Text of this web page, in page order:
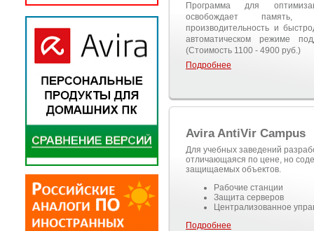
Программа для
освобождает память,
производительность и
автоматическом режиме
(Стоимость 1100 - 4900 руб.)
Подробнее
Avira AntiVir Campus
Для учебных заведений
отличающаяся по цене, но
защищаемых объектов.
Рабочие станции
Защита серверов
Централизованное
Подробнее